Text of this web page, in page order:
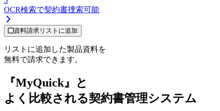
OCR検索で契約書捜索可能
資料請求リストに追加
リストに追加した製品資料を
無料で請求できます。
『MyQuick』と
よく比較される契約書管理システム